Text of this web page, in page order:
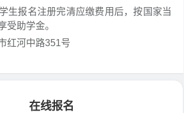
生报名注册完清应缴费用后，按国家当
受助学金。
红河中路351号
在线报名